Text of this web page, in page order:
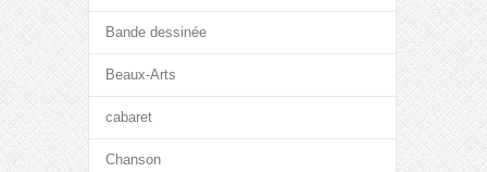
Bande dessinée
Beaux-Arts
cabaret
Chanson